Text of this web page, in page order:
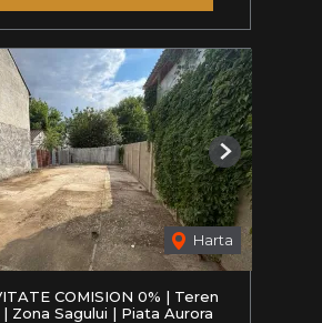
Harta
Next
COMISION 0% | Teren
Zona Sagului | Piata Aurora